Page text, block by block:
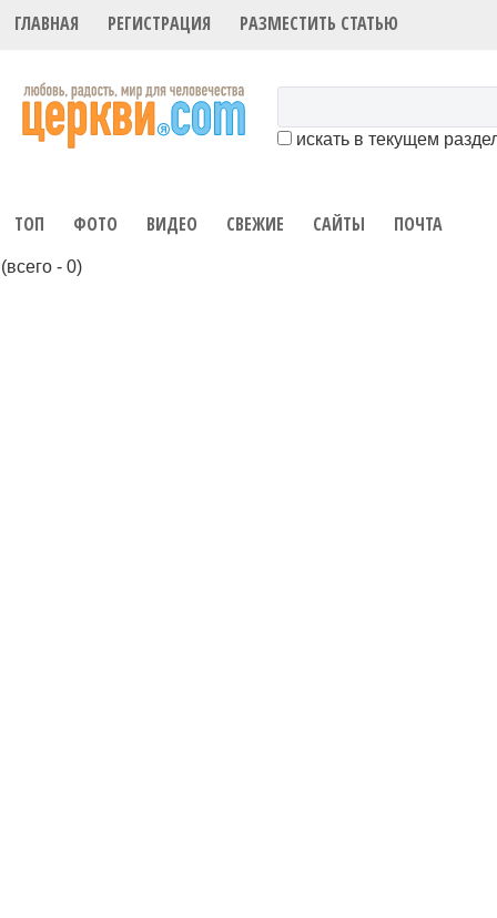
ГЛАВНАЯ РЕГИСТРАЦИЯ РАЗМЕСТИТЬ СТАТЬЮ
искать в текущем
ТОП ФОТО ВИДЕО СВЕЖИЕ САЙТЫ ПОЧТА
(всего - 0)